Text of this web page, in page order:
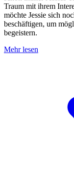
Traum mit ihrem
möchte Jessie sich
beschäftigen, um
begeistern.
Mehr lesen